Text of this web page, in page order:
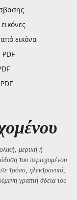
εικόνα
μερική ή
του περιεχομένου
τρόπο, ηλεκτρονικό,
γραπτή άδεια του